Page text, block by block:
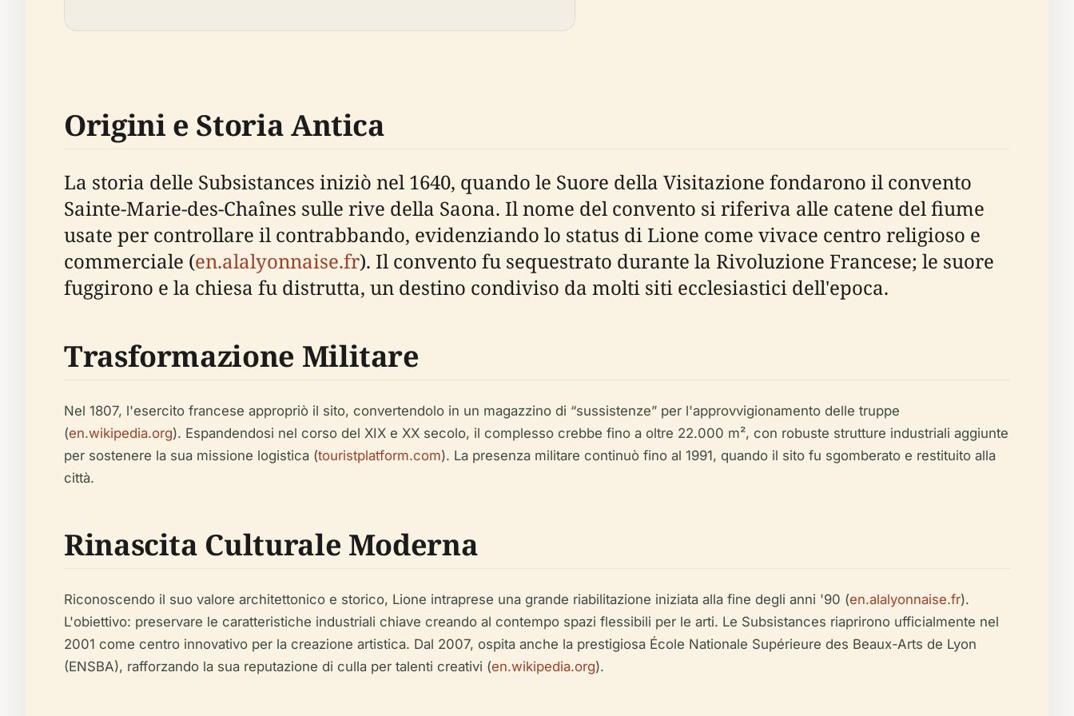
Origini e Storia Antica
La storia delle Subsistances iniziò nel 1640, quando le Suore della Visitazione fondarono il convento
Sainte-Marie-des-Chaînes sulle rive della Saona. Il nome del convento si riferiva alle catene del fiume
usate per controllare il contrabbando, evidenziando lo status di Lione come vivace centro religioso e
commerciale (en.alalyonnaise.fr). Il convento fu sequestrato durante la Rivoluzione Francese; le suore
fuggirono e la chiesa fu distrutta, un destino condiviso da molti siti ecclesiastici dell'epoca.
Trasformazione Militare
Nel 1807, l'esercito francese appropriò il sito, convertendolo in un magazzino di “sussistenze” per l'approvvigionamento delle truppe
(en.wikipedia.org). Espandendosi nel corso del XIX e XX secolo, il complesso crebbe fino a oltre 22.000 m², con robuste strutture industriali aggiunte
per sostenere la sua missione logistica (touristplatform.com). La presenza militare continuò fino al 1991, quando il sito fu sgomberato e restituito alla
città.
Rinascita Culturale Moderna
Riconoscendo il suo valore architettonico e storico, Lione intraprese una grande riabilitazione iniziata alla fine degli anni '90 (en.alalyonnaise.fr).
L'obiettivo: preservare le caratteristiche industriali chiave creando al contempo spazi flessibili per le arti. Le Subsistances riaprirono ufficialmente nel
2001 come centro innovativo per la creazione artistica. Dal 2007, ospita anche la prestigiosa École Nationale Supérieure des Beaux-Arts de Lyon
(ENSBA), rafforzando la sua reputazione di culla per talenti creativi (en.wikipedia.org).